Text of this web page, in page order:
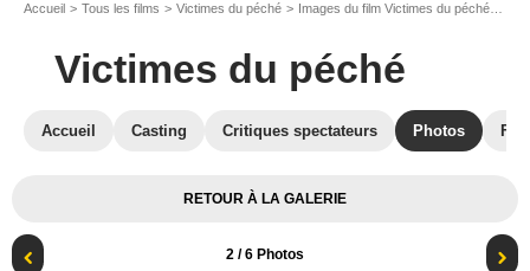
Accueil Tous les films Victimes du péché Images du film Victimes du péché
Victimes du péché
Accueil Casting Critiques spectateurs Photos
RETOUR À LA GALERIE
2 / 6 Photos